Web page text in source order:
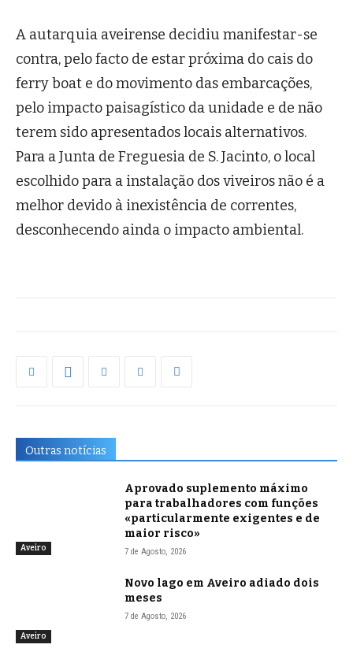
A autarquia aveirense decidiu manifestar-se
contra, pelo facto de estar próxima do cais do
ferry boat e do movimento das embarcações,
pelo impacto paisagístico da unidade e de não
terem sido apresentados locais alternativos.
Para a Junta de Freguesia de S. Jacinto, o local
escolhido para a instalação dos viveiros não é a
melhor devido à inexistência de correntes,
desconhecendo ainda o impacto ambiental.
Outras notícias
Aveiro
Aprovado suplemento máximo
para trabalhadores com funções
«particularmente exigentes e de
maior risco»
7 de Agosto, 2026
Aveiro
Novo lago em Aveiro adiado dois
meses
7 de Agosto, 2026